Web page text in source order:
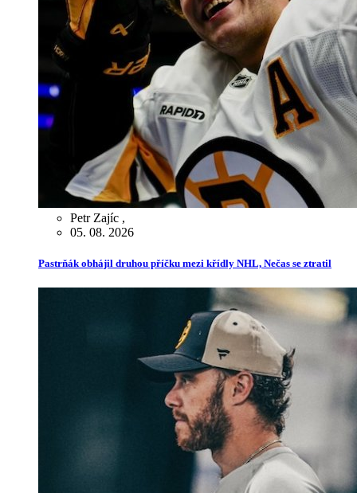
Petr Zajíc ,
05. 08. 2026
Pastrňák obhájil druhou příčku mezi křídly NHL, Nečas se ztratil